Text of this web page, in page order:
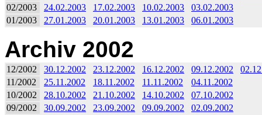
02/2003
24.02.2003 17.02.2003 10.02.2003
03.02.2003
01/2003
27.01.2003 20.01.2003 13.01.2003 06.01.2003
Archiv 2002
12/2002 30.12.2002 23.12.2002 16.12.2002 09.12.2002
11/2002
25.11.2002 18.11.2002 11.11.2002
04.11.2002
10/2002
28.10.2002 21.10.2002 14.10.2002
07.10.2002
09/2002
30.09.2002 23.09.2002 09.09.2002
02.09.2002